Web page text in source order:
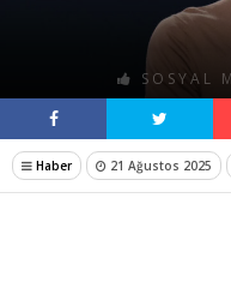
SOSYAL
Haber 21 Ağustos 2025